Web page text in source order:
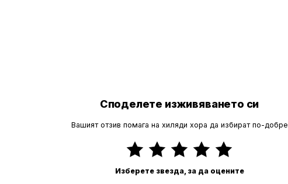
Споделете изживяването си
Вашият отзив помага на хиляди хора да избират по-добре
Изберете звезда, за да оцените